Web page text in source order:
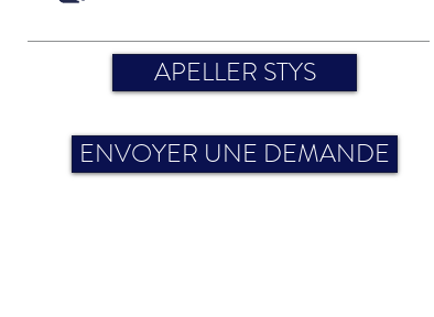
APELLER STYS
ENVOYER UNE DEMANDE